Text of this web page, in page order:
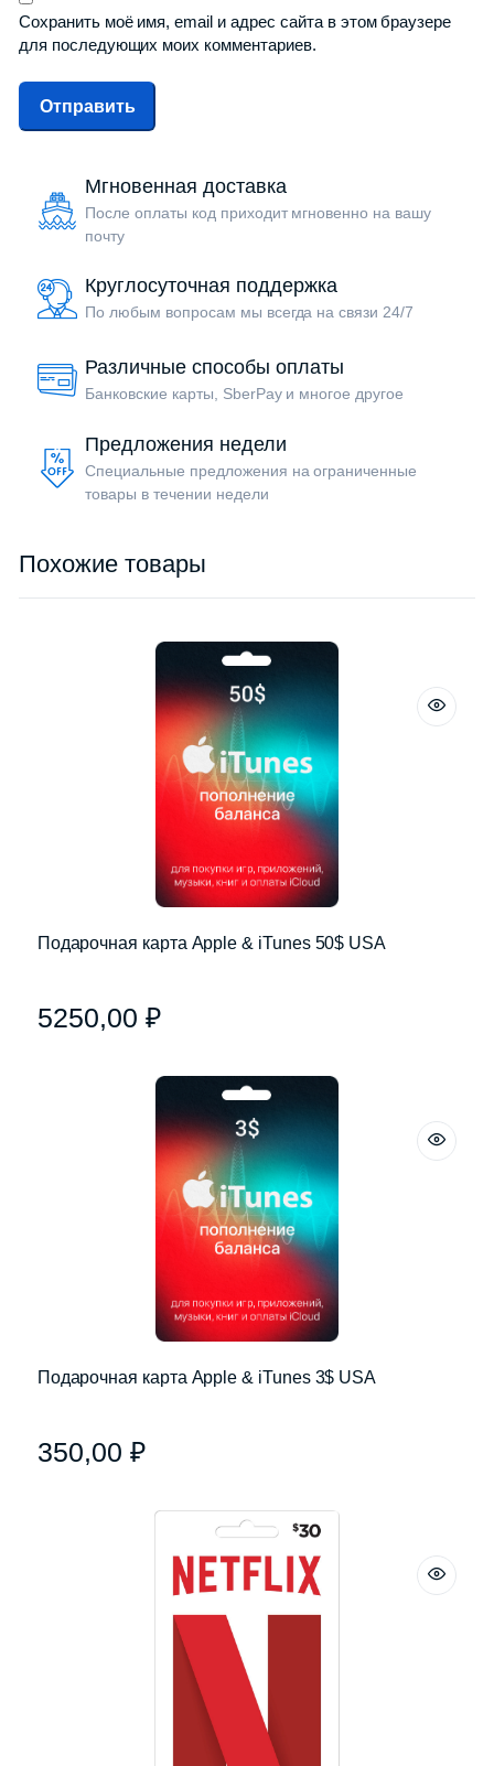
Сохранить моё имя, email и адрес сайта в этом браузере
для последующих моих комментариев.
Мгновенная доставка
После оплаты код приходит мгновенно на вашу
почту
Круглосуточная поддержка
По любым вопросам мы всегда на связи 24/7
Различные способы оплаты
Банковские карты, SberPay и многое другое
Предложения недели
Специальные предложения на ограниченные
товары в течении недели
Похожие товары
Подарочная карта Apple & iTunes 50$ USA
5250,00 ₽
Подарочная карта Apple & iTunes 3$ USA
350,00 ₽